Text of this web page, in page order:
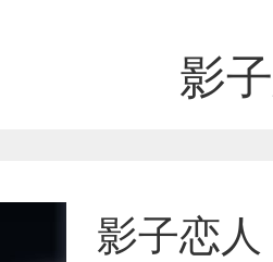
影
影子恋人